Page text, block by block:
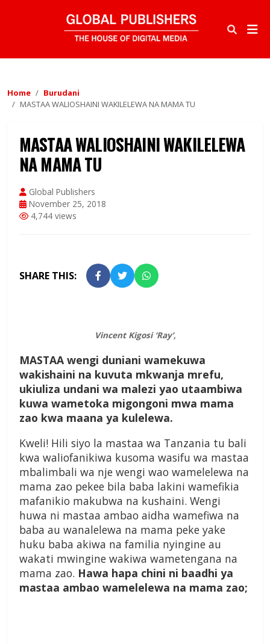
Home
Burudani
MASTAA WALIOSHAINI WAKILELEWA NA MAMA TU
MASTAA WALIOSHAINI WAKILELEWA
NA MAMA TU
Global Publishers
November 25, 2018
4,744 views
SHARE THIS:
Vincent Kigosi ‘Ray’,
MASTAA wengi duniani wamekuwa
wakishaini na kuvuta mkwanja mrefu,
ukiuliza undani wa malezi yao utaambiwa
kuwa wametoka migongoni mwa mama
zao kwa maana ya kulelewa.
Kweli! Hili siyo la mastaa wa Tanzania tu bali
kwa waliofanikiwa kusoma wasifu wa mastaa
mbalimbali wa nje wengi wao wamelelewa na
mama zao pekee bila baba lakini wamefikia
mafanikio makubwa na kushaini. Wengi
huwa ni mastaa ambao aidha wamefiwa na
baba au wanalelewa na mama peke yake
huku baba akiwa na familia nyingine au
wakati mwingine wakiwa wametengana na
mama zao. Hawa hapa chini ni baadhi ya
mastaa ambao wamelelewa na mama zao;